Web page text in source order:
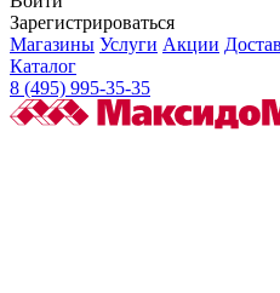
Зарегистрироваться
Магазины Услуги Акции
Каталог
8 (495) 995-35-35